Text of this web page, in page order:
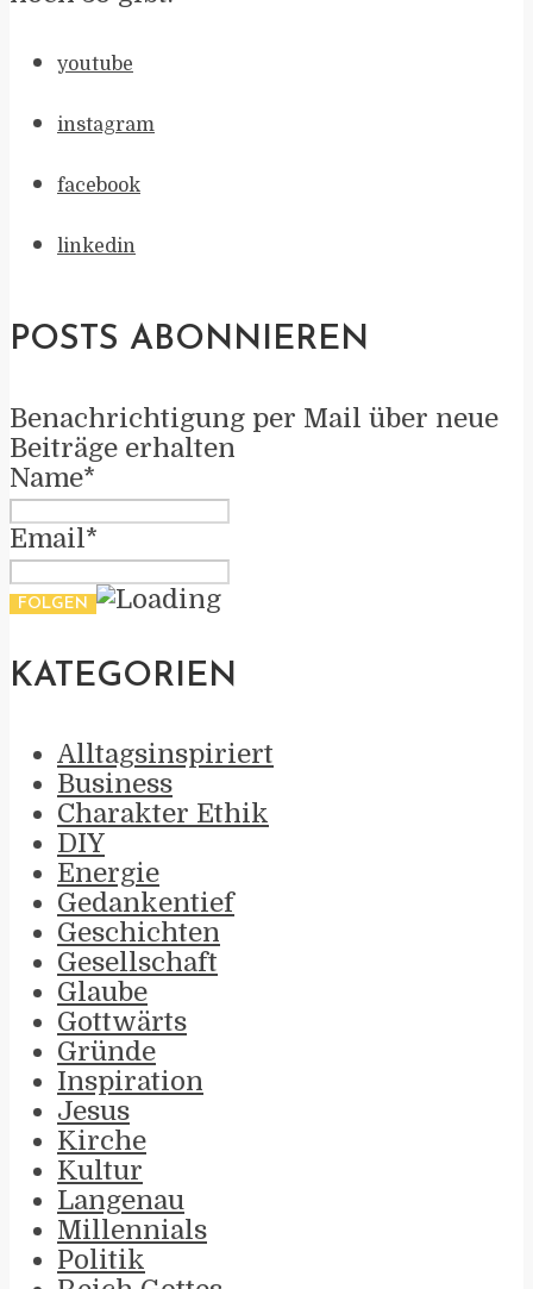
youtube
instagram
facebook
linkedin
POSTS ABONNIEREN
Benachrichtigung per Mail über neue
Beiträge erhalten
Name*
Email*
KATEGORIEN
Alltagsinspiriert
Business
Charakter Ethik
DIY
Energie
Gedankentief
Geschichten
Gesellschaft
Glaube
Gottwärts
Gründe
Inspiration
Jesus
Kirche
Kultur
Langenau
Millennials
Politik